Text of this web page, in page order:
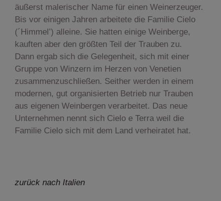
äußerst malerischer Name für einen Weinerzeuger.
Bis vor einigen Jahren arbeitete die Familie Cielo
(´Himmel’) alleine. Sie hatten einige Weinberge,
kauften aber den größten Teil der Trauben zu.
Dann ergab sich die Gelegenheit, sich mit einer
Gruppe von Winzern im Herzen von Venetien
zusammenzuschließen. Seither werden in einem
modernen, gut organisierten Betrieb nur Trauben
aus eigenen Weinbergen verarbeitet. Das neue
Unternehmen nennt sich Cielo e Terra weil die
Familie Cielo sich mit dem Land verheiratet hat.
zurück nach Italien